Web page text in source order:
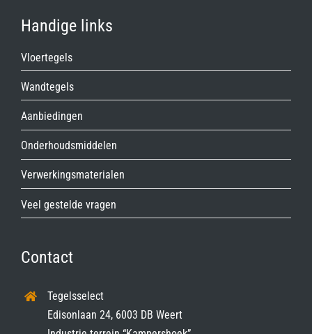
Handige links
Vloertegels
Wandtegels
Aanbiedingen
Onderhoudsmiddelen
Verwerkingsmaterialen
Veel gestelde vragen
Contact
Tegelsselect
Edisonlaan 24, 6003 DB Weert